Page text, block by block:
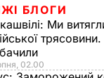
БЛОГИ
Ми
02.00